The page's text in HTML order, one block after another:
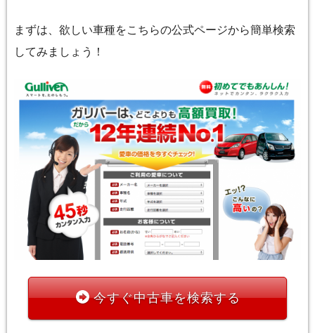
まずは、欲しい車種をこちらの公式ページから簡単検索
してみましょう！
今すぐ中古車を検索する